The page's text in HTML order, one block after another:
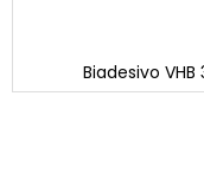
Biadesivo